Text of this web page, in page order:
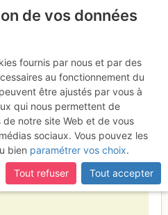
Mines : Par le
Samedi 3 mai 2014
Alpes Grées - Charbonnel
de vos données
fournis par nous et par des
au fonctionnement du
être ajustés par vous à
qui nous permettent de
notre site Web et de vous
sociaux. Vous pouvez les
bien paramétrer vos choix.
Tout refuser
Tout accepter